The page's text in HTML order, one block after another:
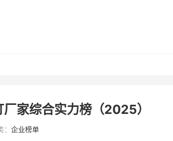
家综合实力榜（2025）
企业榜单